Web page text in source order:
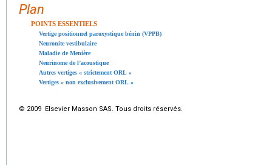
Plan
POINTS ESSENTIELS
Vertige positionnel paroxystique bénin (VPPB)
Neuronite vestibulaire
Maladie de Menière
Neurinome de l’acoustique
Autres vertiges « strictement ORL »
Vertiges « non exclusivement ORL »
© 2009 Elsevier Masson SAS. Tous droits réservés.